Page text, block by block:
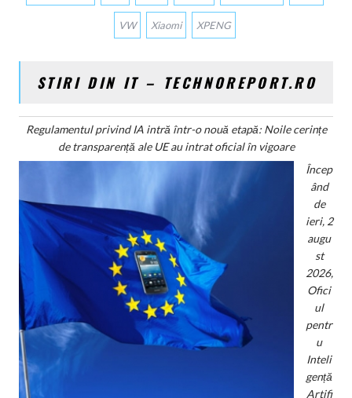
VW Xiaomi XPENG
STIRI DIN IT – TECHNOREPORT.RO
Regulamentul privind IA intră într-o nouă etapă: Noile cerințe
de transparență ale UE au intrat oficial în vigoare
Încep
ând
de
ieri, 2
augu
st
2026,
Ofici
ul
pentr
u
Inteli
gență
Artifi